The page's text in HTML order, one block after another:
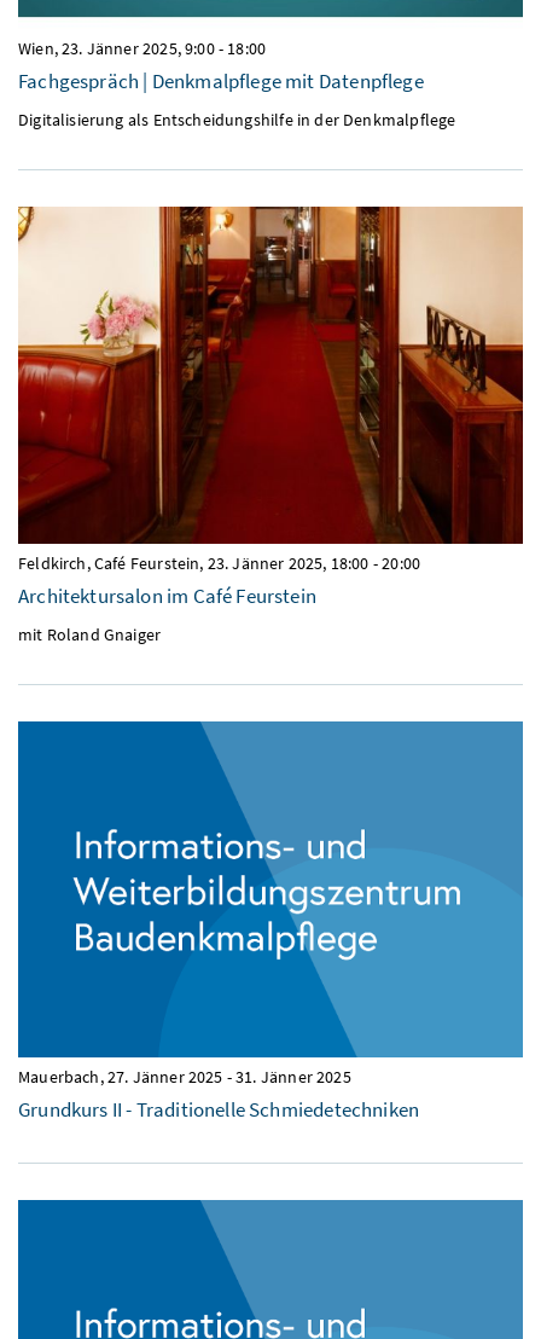
Wien,23. Jänner 2025, 9:00- 18:00
Fachgespräch | Denkmalpflege mit Datenpflege
Digitalisierung als Entscheidungshilfe in der Denkmalpflege
Feldkirch, Café Feurstein, 23. Jänner 2025, 18:00 -20:00
Architektursalon im Café Feurstein
mit Roland Gnaiger
Mauerbach,27. Jänner 2025 -31. Jänner 2025
Grundkurs II - Traditionelle Schmiedetechniken